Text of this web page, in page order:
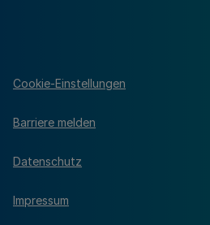
Cookie-Einstellungen
Barriere melden
Datenschutz
Impressum